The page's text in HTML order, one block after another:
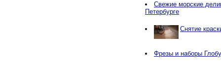
Свежие морские
Петербурге
Снятие
Фрезы и наборы